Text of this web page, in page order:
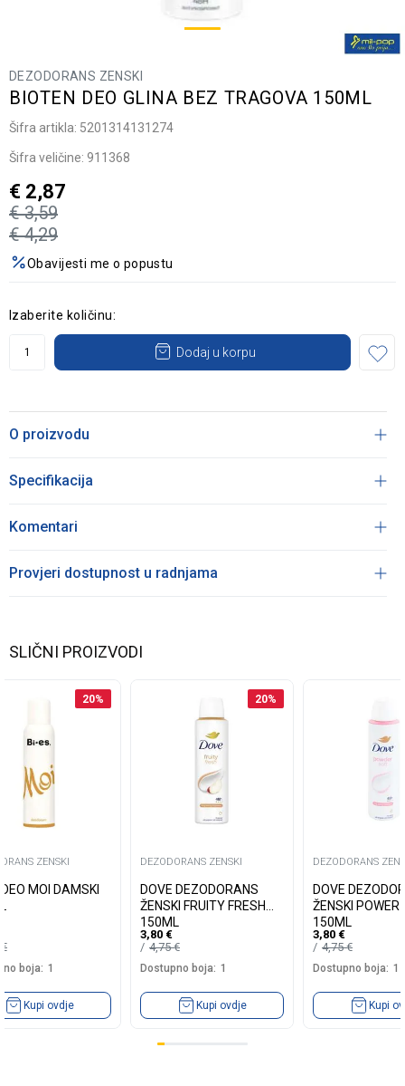
DEZODORANS ZENSKI
BIOTEN DEO GLINA BEZ TRAGOVA 150ML
Šifra artikla: 5201314131274
Šifra veličine: 911368
€ 4,29
€ 3,59
€ 2,87
Obavijesti me o popustu
Izaberite količinu:
Dodaj u korpu
O proizvodu
Specifikacija
Komentari
Provjeri dostupnost u radnjama
SLIČNI PROIZVODI
20%
ZENSKI
MOI DAMSKI
€
boja: 1
Kupi ovdje
20%
DEZODORANS ZENSKI
DOVE DEZODORANS
ŽENSKI FRUITY FRESH
150ML
3,80 €
4,75€
Dostupno boja: 1
Kupi ovdje
DEZODORANS
DOVE
ŽENSKI POWER
150ML
3,80 €
4,75€
Dostupno boja: 1
Kupi